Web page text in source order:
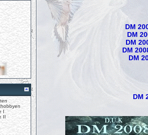
I
II
DM
DM
DM
DM
DM
DM